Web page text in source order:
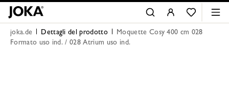
joka.de Dettagli del prodotto
Moquette Cosy 400 cm 028
Formato uso ind. / 028 Atrium uso ind.